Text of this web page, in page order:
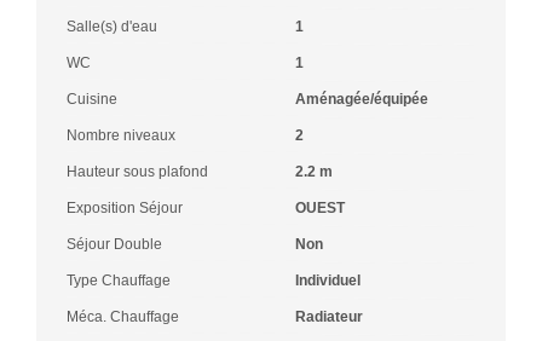
Salle(s) d'eau 1
WC 1
Cuisine Aménagée/équipée
Nombre niveaux 2
Hauteur sous plafond 2.2 m
Exposition Séjour OUEST
Séjour Double Non
Type Chauffage Individuel
Méca. Chauffage Radiateur